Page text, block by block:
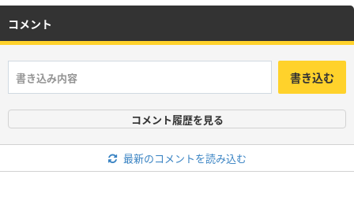
コメント
書き込む
コメント履歴を見る
最新のコメントを読み込む